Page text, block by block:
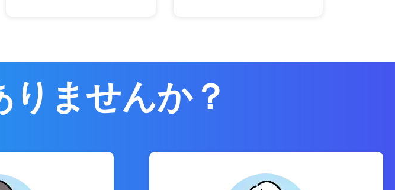
ませんか？